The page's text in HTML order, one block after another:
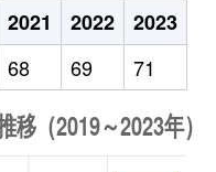
2021 2022
2023
68 69 71